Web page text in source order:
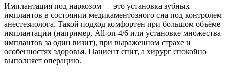
Имплантация под наркозом — это установка зубных
имплантов в состоянии медикаментозного сна под контролем
анестезиолога. Такой подход комфортен при большом объёме
имплантации (например, All-on-4/6 или установке множества
имплантов за один визит), при выраженном страхе и
особенностях здоровья. Пациент спит, а хирург спокойно
выполняет операцию.